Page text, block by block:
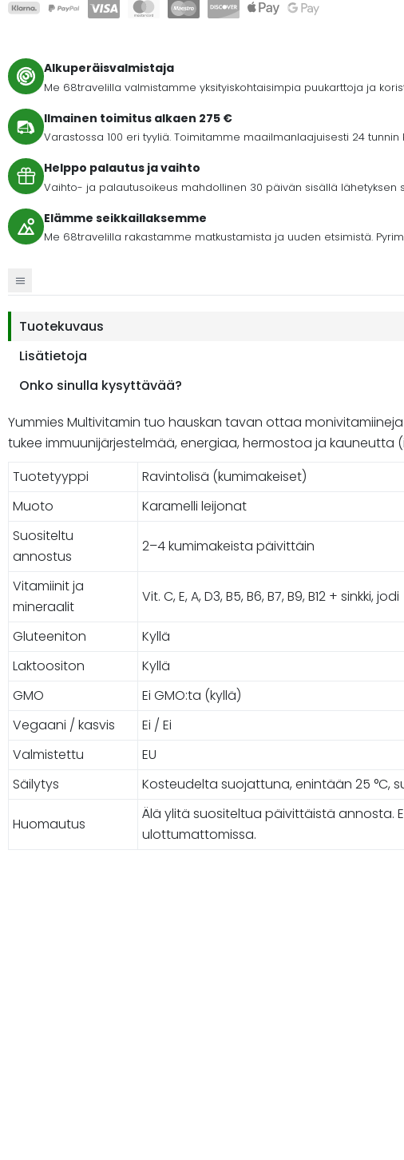
Alkuperäisvalmistaja
Me 68travelilla valmistamme yksityiskohtaisimpia puukarttoja ja
Ilmainen toimitus alkaen 275 €
Varastossa 100 eri tyyliä. Toimitamme maailmanlaajuisesti 24
Helppo palautus ja vaihto
Vaihto- ja palautusoikeus mahdollinen 30 päivän sisällä
Elämme seikkaillaksemme
Me 68travelilla rakastamme matkustamista ja uuden etsimistä.
Tuotekuvaus
Lisätietoja
Onko sinulla kysyttävää?
Yummies Multivitamin tuo hauskan tavan ottaa
tukee immuunijärjestelmää, energiaa, hermostoa ja kauneutta
Tuotetyyppi
Ravintolisä (kumimakeiset)
Muoto
Karamelli leijonat
Suositeltu
annostus
2–4 kumimakeista päivittäin
Vitamiinit ja
mineraalit
Vit. C, E, A, D3, B5, B6, B7, B9, B12 + sinkki, jodi
Gluteeniton
Kyllä
Laktoositon
Kyllä
GMO
Ei GMO:ta (kyllä)
Vegaani / kasvis
Ei / Ei
Valmistettu
EU
Säilytys
Kosteudelta suojattuna, enintään 25 °C,
Huomautus
Älä ylitä suositeltua päivittäistä annosta.
ulottumattomissa.